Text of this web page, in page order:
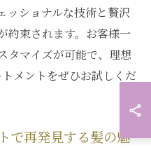
ッショナルな技術と贅沢
約束されます。お客様一
タマイズが可能で、理想
メントをぜひお試しくだ
で再発見する髪の魅